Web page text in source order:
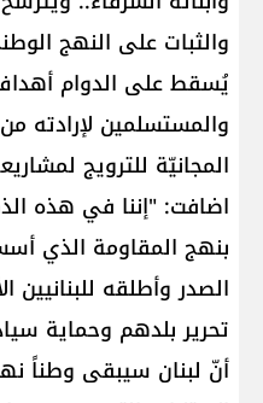
والثبات على النهج
يُسقط على الدوام
والمستسلمين لإرادته
المجانيّة للترويج
اضافت: "إننا في هذه
بنهج المقاومة الذي
الصدر وأطلقه للبنانيين
تحرير بلدهم وحماية
أنّ لبنان سيبقى وطناً